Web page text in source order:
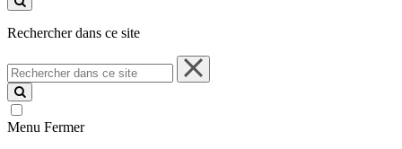
ce
Rechercher dans ce site
Rechercher
dans
ce
site
Menu Fermer